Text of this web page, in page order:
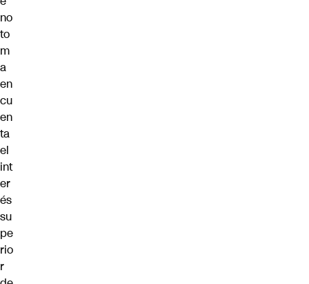
no
to
m
a
en
cu
en
ta
el
int
er
és
su
pe
rio
r